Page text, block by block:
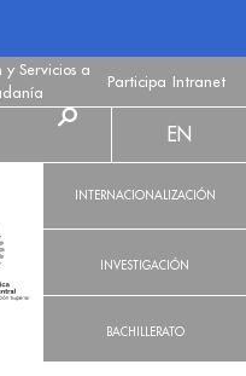
y Servicios a
Participa Intranet
EN
INTERNACIONALIZACIÓN
INVESTIGACIÓN
BACHILLERATO